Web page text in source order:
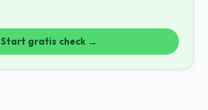
Start gratis check →